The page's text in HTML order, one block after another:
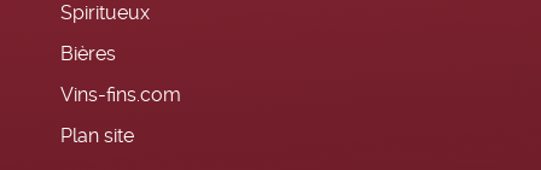
Spiritueux
Bières
Vins-fins.com
Plan site